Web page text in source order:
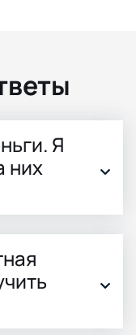
Я
них